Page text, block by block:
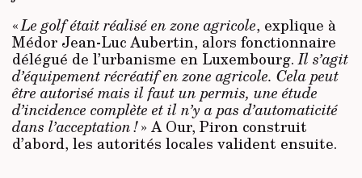
«Le golf était réalisé en zone agricole, explique à
Médor Jean-Luc Aubertin, alors fonctionnaire
délégué de l’urbanisme en Luxembourg.Il s’agit
d’équipement récréatif en zone agricole. Cela peut
être autorisé mais il faut un permis, une étude
d’incidence complète et il n’y a pas d’automaticité
dans l’acceptation !» A Our, Piron construit
d’abord, les autorités locales valident ensuite.